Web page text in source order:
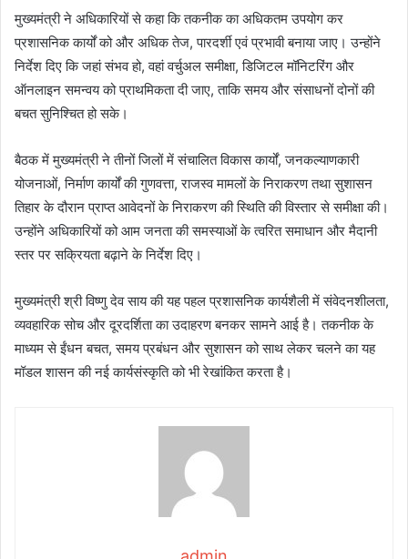
मुख्यमंत्री ने अधिकारियों से कहा कि तकनीक का अधिकतम उपयोग कर
प्रशासनिक कार्यों को और अधिक तेज, पारदर्शी एवं प्रभावी बनाया जाए। उन्होंने
निर्देश दिए कि जहां संभव हो, वहां वर्चुअल समीक्षा, डिजिटल मॉनिटरिंग और
ऑनलाइन समन्वय को प्राथमिकता दी जाए, ताकि समय और संसाधनों दोनों की
बचत सुनिश्चित हो सके।
बैठक में मुख्यमंत्री ने तीनों जिलों में संचालित विकास कार्यों, जनकल्याणकारी
योजनाओं, निर्माण कार्यों की गुणवत्ता, राजस्व मामलों के निराकरण तथा सुशासन
तिहार के दौरान प्राप्त आवेदनों के निराकरण की स्थिति की विस्तार से समीक्षा की।
उन्होंने अधिकारियों को आम जनता की समस्याओं के त्वरित समाधान और मैदानी
स्तर पर सक्रियता बढ़ाने के निर्देश दिए।
मुख्यमंत्री श्री विष्णु देव साय की यह पहल प्रशासनिक कार्यशैली में संवेदनशीलता,
व्यवहारिक सोच और दूरदर्शिता का उदाहरण बनकर सामने आई है। तकनीक के
माध्यम से ईंधन बचत, समय प्रबंधन और सुशासन को साथ लेकर चलने का यह
मॉडल शासन की नई कार्यसंस्कृति को भी रेखांकित करता है।